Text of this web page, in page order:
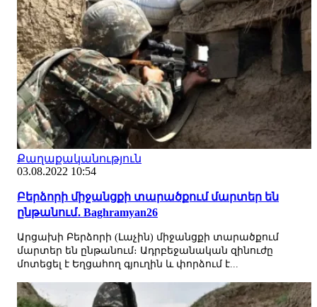
Քաղաքականություն
03.08.2022 10:54
Բերձորի միջանցքի տարածքում մարտեր են
ընթանում․ Baghramyan26
Արցախի Բերձորի (Լաչին) միջանցքի տարածքում
մարտեր են ընթանում։ Ադրբեջանական զինուժը
մոտեցել է Եղցահող գյուղին և փորձում է...